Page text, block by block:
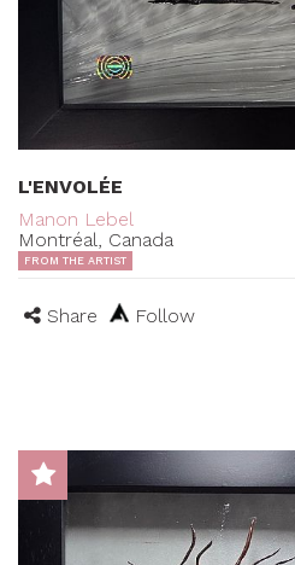
L'ENVOLÉE
Manon Lebel
Montréal, Canada
FROM THE ARTIST
Share Follow